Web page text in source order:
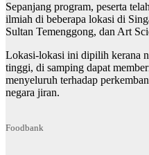
Sepanjang program, peserta
ilmiah di beberapa lokasi di
Sultan Temenggong, dan Art
Lokasi-lokasi ini dipilih kerana
tinggi, di samping dapat
menyeluruh terhadap
negara jiran.
Foodbank